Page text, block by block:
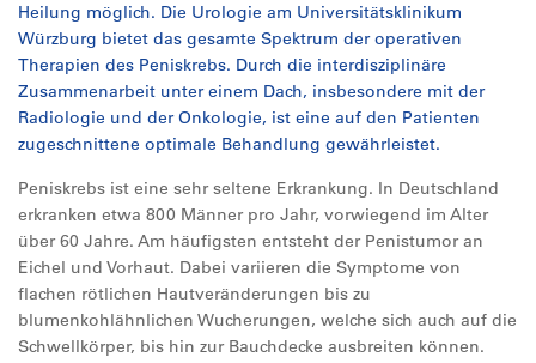
Heilung möglich. Die Urologie am Universitätsklinikum
Würzburg bietet das gesamte Spektrum der operativen
Therapien des Peniskrebs. Durch die interdisziplinäre
Zusammenarbeit unter einem Dach, insbesondere mit der
Radiologie und der Onkologie, ist eine auf den Patienten
zugeschnittene optimale Behandlung gewährleistet.
Peniskrebs ist eine sehr seltene Erkrankung. In Deutschland
erkranken etwa 800 Männer pro Jahr, vorwiegend im Alter
über 60 Jahre. Am häufigsten entsteht der Penistumor an
Eichel und Vorhaut. Dabei variieren die Symptome von
flachen rötlichen Hautveränderungen bis zu
blumenkohlähnlichen Wucherungen, welche sich auch auf die
Schwellkörper, bis hin zur Bauchdecke ausbreiten können.